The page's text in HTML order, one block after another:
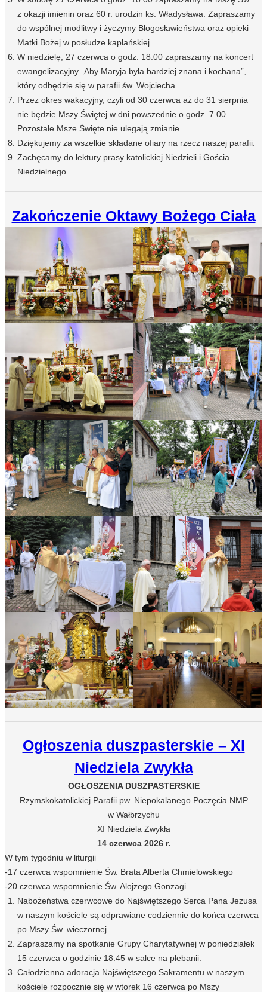
z okazji imienin oraz 60 r. urodzin ks. Władysława. Zapraszamy
do wspólnej modlitwy i życzymy Błogosławieństwa oraz opieki
Matki Bożej w posłudze kapłańskiej.
W niedzielę, 27 czerwca o godz. 18.00 zapraszamy na koncert
ewangelizacyjny „Aby Maryja była bardziej znana i kochana”,
który odbędzie się w parafii św. Wojciecha.
Przez okres wakacyjny, czyli od 30 czerwca aż do 31 sierpnia
nie będzie Mszy Świętej w dni powszednie o godz. 7.00.
Pozostałe Msze Święte nie ulegają zmianie.
Dziękujemy za wszelkie składane ofiary na rzecz naszej parafii.
Zachęcamy do lektury prasy katolickiej Niedzieli i Gościa
Niedzielnego.
Zakończenie Oktawy Bożego Ciała
Ogłoszenia duszpasterskie – XI
Niedziela Zwykła
OGŁOSZENIA DUSZPASTERSKIE
Rzymskokatolickiej Parafii pw. Niepokalanego Poczęcia NMP
w Wałbrzychu
XI Niedziela Zwykła
14 czerwca 2026 r.
W tym tygodniu w liturgii
-17 czerwca wspomnienie Św. Brata Alberta Chmielowskiego
-20 czerwca wspomnienie Św. Alojzego Gonzagi
Nabożeństwa czerwcowe do Najświętszego Serca Pana Jezusa
w naszym kościele są odprawiane codziennie do końca czerwca
po Mszy Św. wieczornej.
Zapraszamy na spotkanie Grupy Charytatywnej w poniedziałek
15 czerwca o godzinie 18:45 w salce na plebanii.
Całodzienna adoracja Najświętszego Sakramentu w naszym
kościele rozpocznie się w wtorek 16 czerwca po Mszy